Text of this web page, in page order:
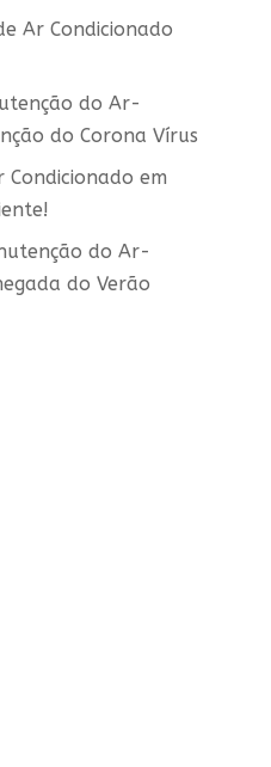
Ar Condicionado
do Ar-
do Corona Vírus
Condicionado em
do Ar-
do Verão